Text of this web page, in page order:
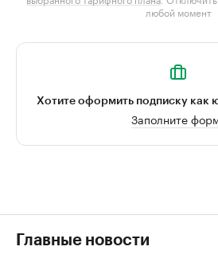
любой момент
Хотите оформить подписку как
Заполните
Главные новости